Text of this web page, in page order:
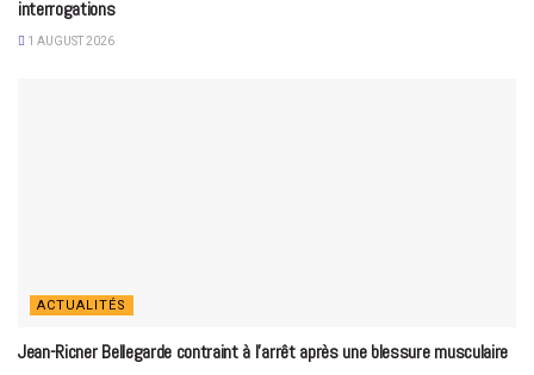
interrogations
1 AUGUST 2026
ACTUALITÉS
Jean-Ricner Bellegarde contraint à l’arrêt après une blessure musculaire